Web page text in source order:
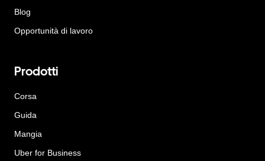
Blog
Opportunità di lavoro
Prodotti
Corsa
Guida
Mangia
Uber for Business